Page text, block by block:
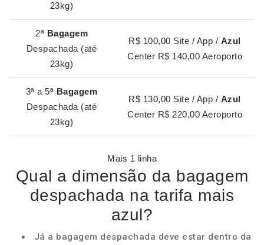
23kg)
2ª Bagagem
Despachada (até
23kg)
R$ 100,00 Site / App / Azul
Center R$ 140,00 Aeroporto
3ª a 5ª Bagagem
Despachada (até
23kg)
R$ 130,00 Site / App / Azul
Center R$ 220,00 Aeroporto
Mais 1 linha
Qual a dimensão da bagagem
despachada na tarifa mais
azul?
Já a bagagem despachada deve estar dentro da